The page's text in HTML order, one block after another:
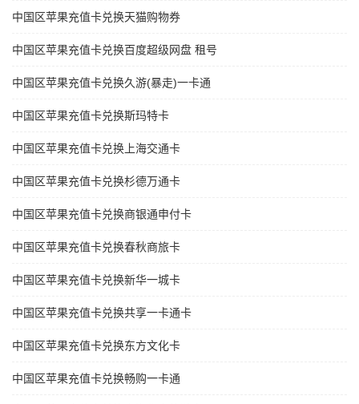
中国区苹果充值卡兑换天猫购物券
中国区苹果充值卡兑换百度超级网盘 租号
中国区苹果充值卡兑换久游(暴走)一卡通
中国区苹果充值卡兑换斯玛特卡
中国区苹果充值卡兑换上海交通卡
中国区苹果充值卡兑换杉德万通卡
中国区苹果充值卡兑换商银通申付卡
中国区苹果充值卡兑换春秋商旅卡
中国区苹果充值卡兑换新华一城卡
中国区苹果充值卡兑换共享一卡通卡
中国区苹果充值卡兑换东方文化卡
中国区苹果充值卡兑换畅购一卡通